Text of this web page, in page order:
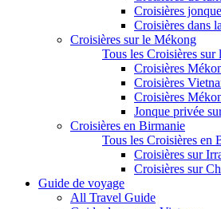
Croisières
Croisières dans
Croisières sur le Mékong
Tous les Croisières sur
Croisières
Croisières
Croisières
Jonque privée
Croisières en Birmanie
Tous les Croisières en
Croisières sur
Croisières sur
Guide de voyage
All Travel Guide